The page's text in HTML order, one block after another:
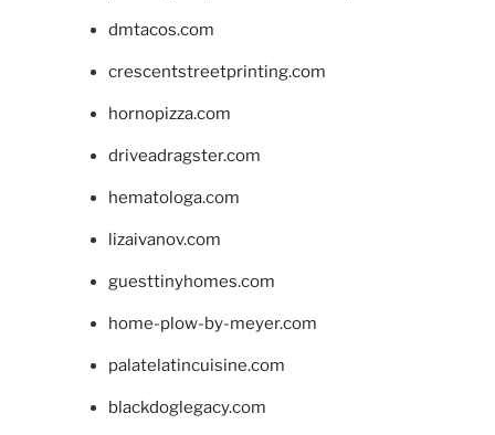
dmtacos.com
crescentstreetprinting.com
hornopizza.com
driveadragster.com
hematologa.com
lizaivanov.com
guesttinyhomes.com
home-plow-by-meyer.com
palatelatincuisine.com
blackdoglegacy.com